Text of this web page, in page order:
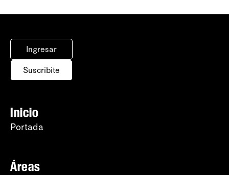
Ingresar
Suscribite
Inicio
Portada
Áreas